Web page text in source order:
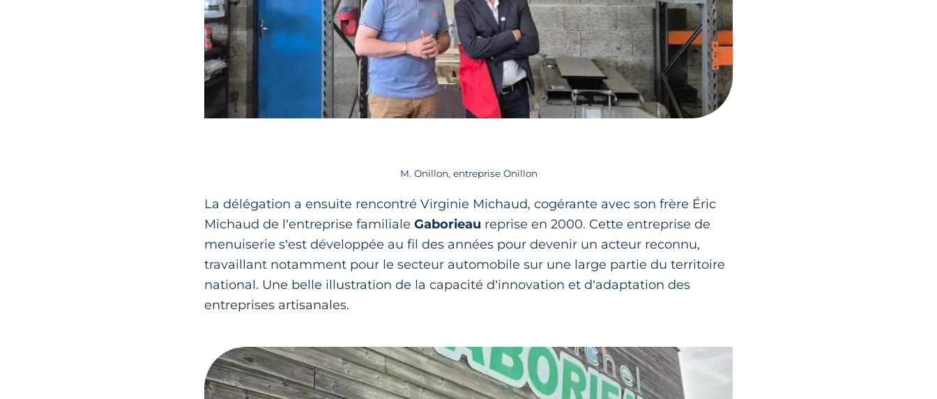
M. Onillon, entreprise Onillon
La délégation a ensuite rencontré Virginie Michaud, cogérante avec son frère Éric
Michaud de l’entreprise familiale Gaborieau reprise en 2000. Cette entreprise de
menuiserie s’est développée au fil des années pour devenir un acteur reconnu,
travaillant notamment pour le secteur automobile sur une large partie du territoire
national. Une belle illustration de la capacité d’innovation et d’adaptation des
entreprises artisanales.